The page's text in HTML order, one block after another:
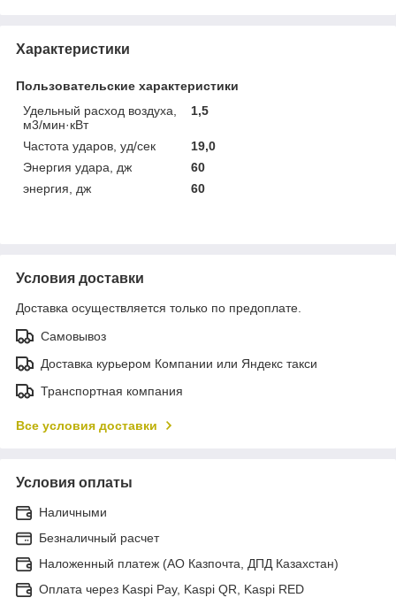
Характеристики
Пользовательские характеристики
Удельный расход воздуха,
м3/мин·кВт
1,5
Частота ударов, уд/сек
19,0
Энергия удара, дж
60
энергия, дж
60
Условия доставки
Доставка осуществляется только по предоплате.
Самовывоз
Доставка курьером Компании или Яндекс такси
Транспортная компания
Все условия доставки
Условия оплаты
Наличными
Безналичный расчет
Наложенный платеж (АО Казпочта, ДПД Казахстан)
Оплата через Kaspi Pay, Kaspi QR, Kaspi RED